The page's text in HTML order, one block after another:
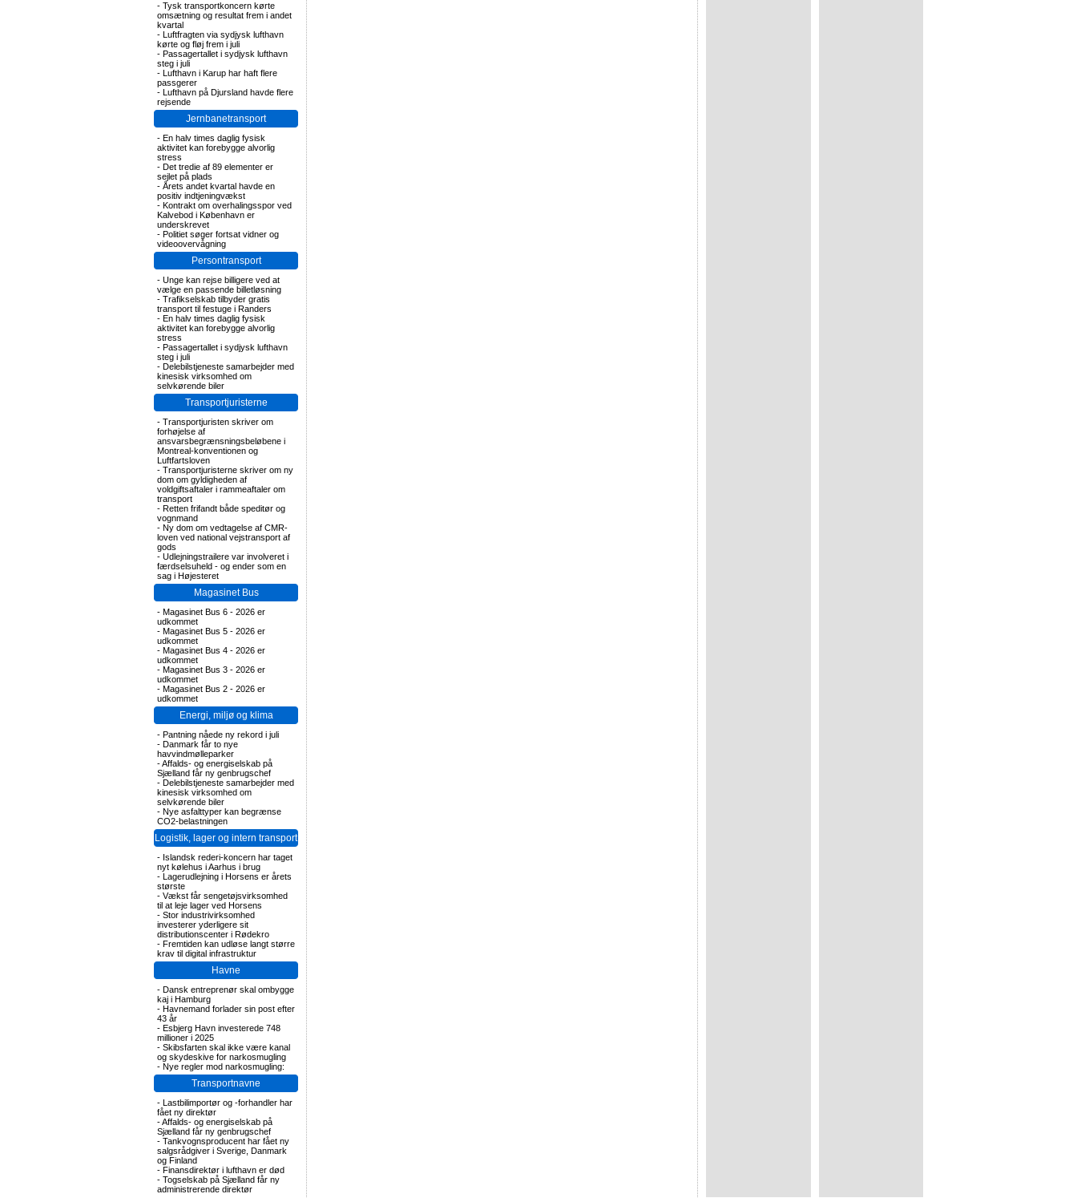
- Tysk transportkoncern kørte
omsætning og resultat frem i andet
kvartal
- Luftfragten via sydjysk lufthavn
kørte og fløj frem i juli
- Passagertallet i sydjysk lufthavn
steg i juli
- Lufthavn i Karup har haft flere
passgerer
- Lufthavn på Djursland havde flere
rejsende
Jernbanetransport
- En halv times daglig fysisk
aktivitet kan forebygge alvorlig
stress
- Det tredie af 89 elementer er
sejlet på plads
- Årets andet kvartal havde en
positiv indtjeningvækst
- Kontrakt om overhalingsspor ved
Kalvebod i København er
underskrevet
- Politiet søger fortsat vidner og
videoovervågning
Persontransport
- Unge kan rejse billigere ved at
vælge en passende billetløsning
- Trafikselskab tilbyder gratis
transport til festuge i Randers
- En halv times daglig fysisk
aktivitet kan forebygge alvorlig
stress
- Passagertallet i sydjysk lufthavn
steg i juli
- Delebilstjeneste samarbejder med
kinesisk virksomhed om
selvkørende biler
Transportjuristerne
- Transportjuristen skriver om
forhøjelse af
ansvarsbegrænsningsbeløbene i
Montreal-konventionen og
Luftfartsloven
- Transportjuristerne skriver om ny
dom om gyldigheden af
voldgiftsaftaler i rammeaftaler om
transport
- Retten frifandt både speditør og
vognmand
- Ny dom om vedtagelse af CMR-
loven ved national vejstransport af
gods
- Udlejningstrailere var involveret i
færdselsuheld - og ender som en
sag i Højesteret
Magasinet Bus
- Magasinet Bus 6 - 2026 er
udkommet
- Magasinet Bus 5 - 2026 er
udkommet
- Magasinet Bus 4 - 2026 er
udkommet
- Magasinet Bus 3 - 2026 er
udkommet
- Magasinet Bus 2 - 2026 er
udkommet
Energi, miljø og klima
- Pantning nåede ny rekord i juli
- Danmark får to nye
havvindmølleparker
-Affalds- og energiselskab på
Sjælland får ny genbrugschef
- Delebilstjeneste samarbejder med
kinesisk virksomhed om
selvkørende biler
- Nye asfalttyper kan begrænse
CO2-belastningen
Logistik, lager og intern transport
- Islandsk rederi-koncern har taget
nyt kølehus i Aarhus i brug
- Lagerudlejning i Horsens er årets
største
- Vækst får sengetøjsvirksomhed
til at leje lager ved Horsens
- Stor industrivirksomhed
investerer yderligere sit
distributionscenter i Rødekro
- Fremtiden kan udløse langt større
krav til digital infrastruktur
Havne
- Dansk entreprenør skal ombygge
kaj i Hamburg
- Havnemand forlader sin post efter
43 år
- Esbjerg Havn investerede 748
millioner i 2025
- Skibsfarten skal ikke være kanal
og skydeskive for narkosmugling
- Nye regler mod narkosmugling:
Transportnavne
- Lastbilimportør og -forhandler har
fået ny direktør
-Affalds- og energiselskab på
Sjælland får ny genbrugschef
- Tankvognsproducent har fået ny
salgsrådgiver i Sverige, Danmark
og Finland
- Finansdirektør i lufthavn er død
- Togselskab på Sjælland får ny
administrerende direktør